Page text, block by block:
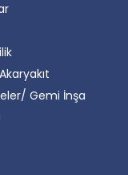
Gemi İnşa